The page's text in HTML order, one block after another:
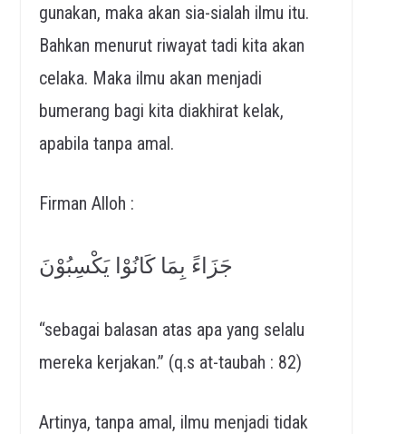
gunakan, maka akan sia-sialah ilmu itu.
Bahkan menurut riwayat tadi kita akan
celaka. Maka ilmu akan menjadi
bumerang bagi kita diakhirat kelak,
apabila tanpa amal.
Firman Alloh :
جَزَاءً بِمَا كَانُوْا يَكْسِبُوْنَ
“sebagai balasan atas apa yang selalu
mereka kerjakan.” (q.s at-taubah : 82)
Artinya, tanpa amal, ilmu menjadi tidak